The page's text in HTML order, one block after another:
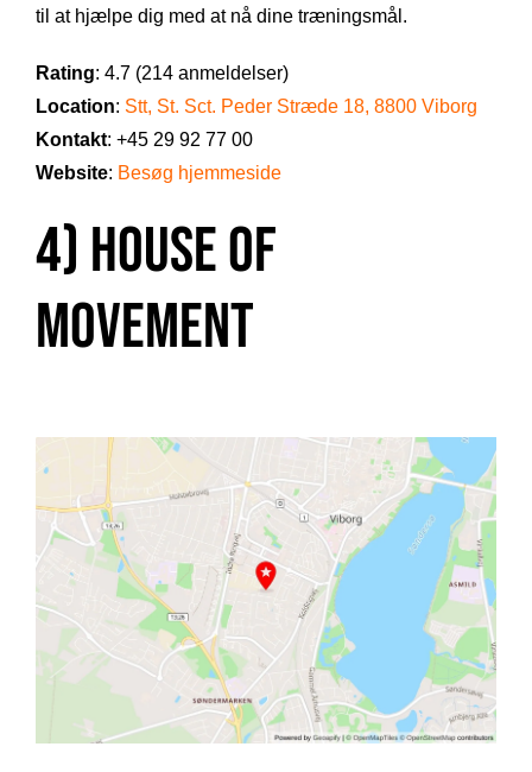
til at hjælpe dig med at nå dine træningsmål.
Rating: 4.7 (214 anmeldelser)
Location: Stt, St. Sct. Peder Stræde 18, 8800 Viborg
Kontakt: +45 29 92 77 00
Website: Besøg hjemmeside
4) House of
Movement